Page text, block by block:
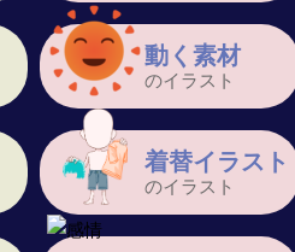
動く素材
のイラスト
着替イラスト
のイラスト